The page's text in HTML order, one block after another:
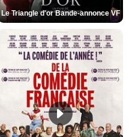
Le Triangle d'or Bande-annonce VF